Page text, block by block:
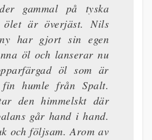
gammal på tyska
är överjäst. Nils
har gjort sin egen
öl och lanserar nu
öl som är
humle från Spalt.
den himmelskt där
går hand i hand.
och följsam. Arom av